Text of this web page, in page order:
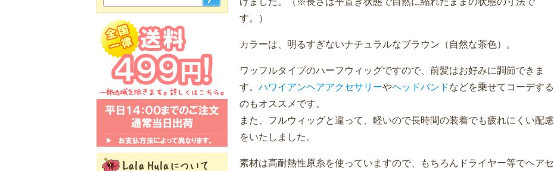
す。）
カラーは、明るすぎないナチュラルなブラウン（自然な茶色）。
ワッフルタイプのハーフウィッグですので、前髪はお好みに調節できま
す。 ハワイアンヘアアクセサリーやヘッドバンドなどを乗せてコーデする
のもオススメです。
また、フルウィッグと違って、軽いので長時間の装着でも疲れにくい配慮
をいたしました。
素材は高耐熱性原糸を使っていますので、もちろんドライヤー等でヘアセ